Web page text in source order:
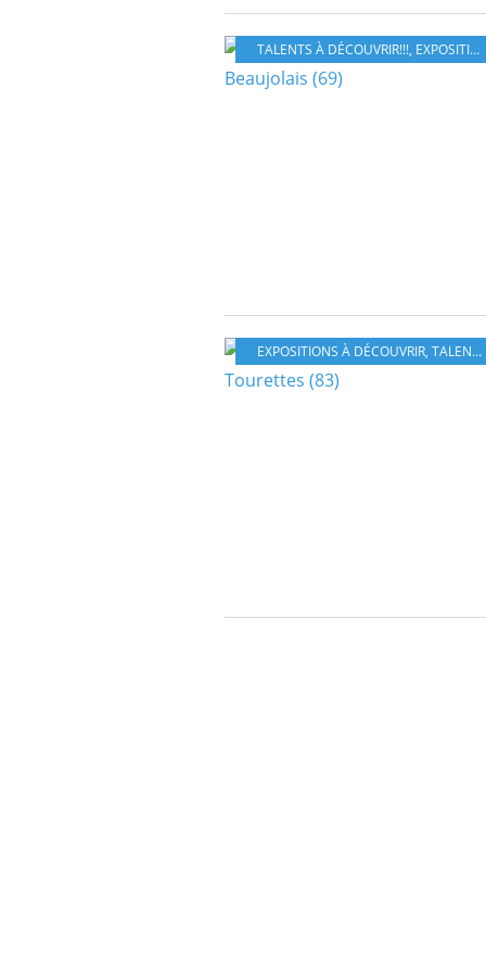
TALENTS À DÉCOUVRIR!!!, EXPOSITIONS À DÉCOUVRIR
EXPOSITIONS À DÉCOUVRIR, TALENTS À DÉCOUVRIR!!!